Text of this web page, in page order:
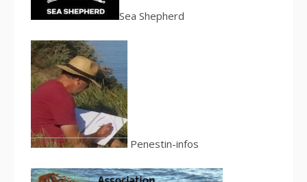
Sea Shepherd
Penestin-infos